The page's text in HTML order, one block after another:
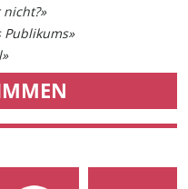
Publikums»